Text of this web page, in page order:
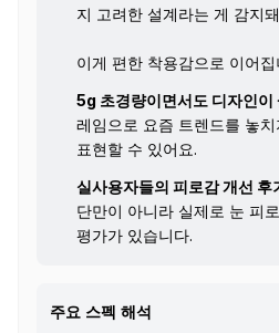
지 고려한 설계라는 게 감지
이게 편한 착용감으로 이어집
5g 초경량이면서도 디자인이
레임으로 요즘 트렌드를 놓
표현할 수 있어요.
실사용자들의 피로감 개선 후
단만이 아니라 실제로 눈 피
평가가 있습니다.
주요 스펙 해석